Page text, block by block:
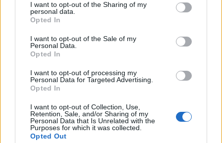
I want to opt-out of the Sharing of my
personal data.
Opted In
I want to opt-out of the Sale of my
Personal Data.
Opted In
I want to opt-out of processing my
Personal Data for Targeted Advertising.
Opted In
I want to opt-out of Collection, Use,
Retention, Sale, and/or Sharing of my
Personal Data that Is Unrelated with the
Purposes for which it was collected.
Opted Out
noticia falsa, siempre y cuando no cause un
daño o impacto negativo a la víctima.
En un cubículo del baño se colocan un par de
zapatos y un pantalón. La persona que vaya a
utilizar el baño pensará que está ocupado y
creerá que hay alguien allí, debiendo esperar
su turno.
Servir una bebida fría o caliente, como zumos,
té o café yponer salen vez de azúcar.
Hacer una